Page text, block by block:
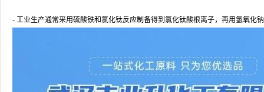
- 工业生产通常采用硫酸铁和氯化钛反应制备得到氯化钛酸根离子，再用氢氧化